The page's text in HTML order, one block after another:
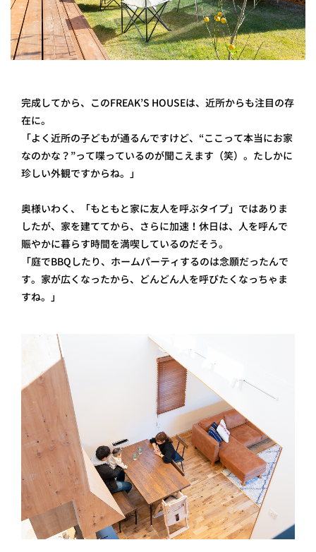
完成してから、このFREAK’S HOUSEは、近所からも注目の存
在に。
「よく近所の子どもが通るんですけど、“ここって本当にお家
なのかな？”って喋っているのが聞こえます（笑）。たしかに
珍しい外観ですからね。」
奥様いわく、「もともと家に友人を呼ぶタイプ」ではありま
したが、家を建ててから、さらに加速！休日は、人を呼んで
賑やかに暮らす時間を満喫しているのだそう。
「庭でBBQしたり、ホームパーティするのは念願だったんで
す。家が広くなったから、どんどん人を呼びたくなっちゃま
すね。」